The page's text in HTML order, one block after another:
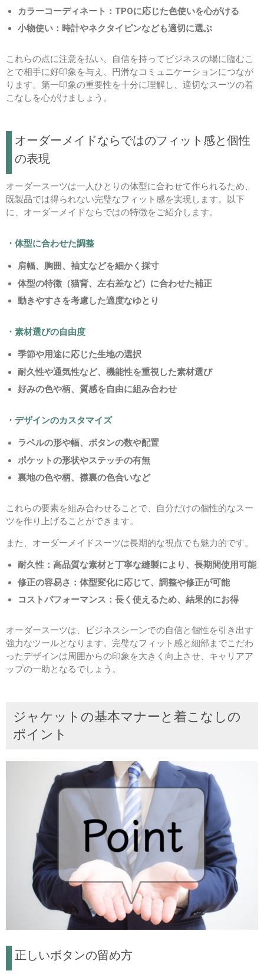
カラーコーディネート：TPOに応じた色使いを心がける
小物使い：時計やネクタイピンなども適切に選ぶ
これらの点に注意を払い、自信を持ってビジネスの場に臨むこ
とで相手に好印象を与え、円滑なコミュニケーションにつなが
ります。第一印象の重要性を十分に理解し、適切なスーツの着
こなしを心がけましょう。
オーダーメイドならではのフィット感と個性
の表現
オーダースーツは一人ひとりの体型に合わせて作られるため、
既製品では得られない完璧なフィット感を実現します。以下
に、オーダーメイドならではの特徴をご紹介します。
・体型に合わせた調整
肩幅、胸囲、袖丈などを細かく採寸
体型の特徴（猫背、左右差など）に合わせた補正
動きやすさを考慮した適度なゆとり
・素材選びの自由度
季節や用途に応じた生地の選択
耐久性や通気性など、機能性を重視した素材選び
好みの色や柄、質感を自由に組み合わせ
・デザインのカスタマイズ
ラペルの形や幅、ボタンの数や配置
ポケットの形状やステッチの有無
裏地の色や柄、襟裏の色合いなど
これらの要素を組み合わせることで、自分だけの個性的なスー
ツを作り上げることができます。
また、オーダーメイドスーツは長期的な視点でも魅力的です。
耐久性：高品質な素材と丁寧な縫製により、長期間使用可能
修正の容易さ：体型変化に応じて、調整や修正が可能
コストパフォーマンス：長く使えるため、結果的にお得
オーダースーツは、ビジネスシーンでの自信と個性を引き出す
強力なツールとなります。完璧なフィット感と細部までこだわ
ったデザインは周囲からの印象を大きく向上させ、キャリアア
ップの一助となるでしょう。
ジャケットの基本マナーと着こなしの
ポイント
正しいボタンの留め方